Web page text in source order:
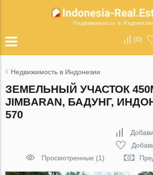
Недвижимость в
(0)
Недвижимость в Индонезии
ЗЕМЕЛЬНЫЙ УЧАСТОК
JIMBARAN, БАДУНГ,
570
Просмотренные (1)